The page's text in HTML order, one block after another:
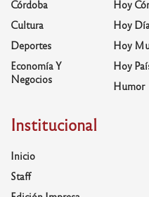
Córdoba
Cultura
Deportes
Economía Y
Negocios
Hoy
Hoy
Hoy
Hoy
Humor
Institucional
Inicio
Staff